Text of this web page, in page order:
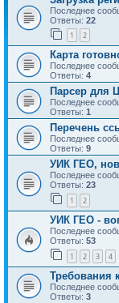
Последнее
Ответы: 22
1 2
Карта
Последнее
Ответы: 4
Парсер для
Последнее
Ответы: 1
Перечень
Последнее
Ответы: 9
УИК ГЕО,
Последнее
Ответы: 23
1 2
УИК ГЕО -
Последнее
Ответы: 53
1 2 3 4
Требования
Последнее
Ответы: 3